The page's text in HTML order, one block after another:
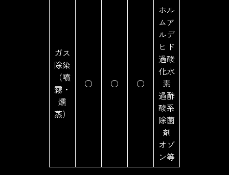
ガス
除染
（噴
霧・
燻
蒸）
○ ○ ○
ホル
ムア
ルデ
ヒド
過酸
化水
素
過酢
酸系
除菌
剤
オゾ
ン等